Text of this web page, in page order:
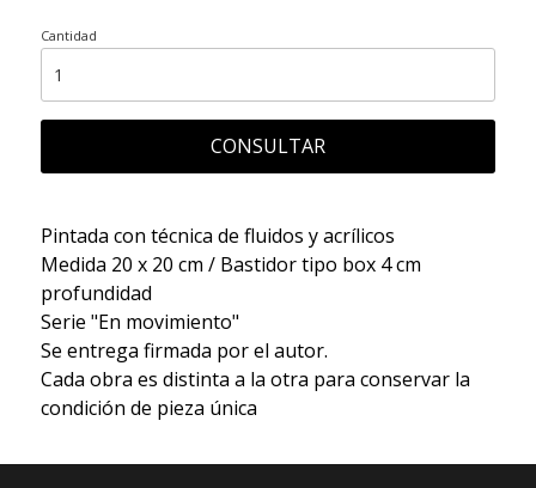
Cantidad
CONSULTAR
Pintada con técnica de fluidos y acrílicos
Medida 20 x 20 cm / Bastidor tipo box 4 cm
profundidad
Serie "En movimiento"
Se entrega firmada por el autor.
Cada obra es distinta a la otra para conservar la
condición de pieza única